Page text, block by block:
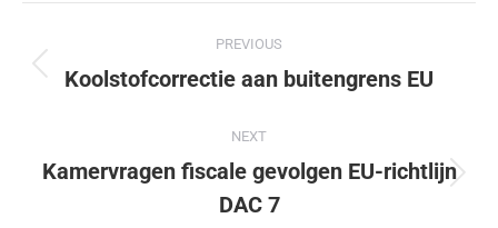
PREVIOUS
Koolstofcorrectie aan buitengrens EU
NEXT
Kamervragen fiscale gevolgen EU-richtlijn
DAC 7